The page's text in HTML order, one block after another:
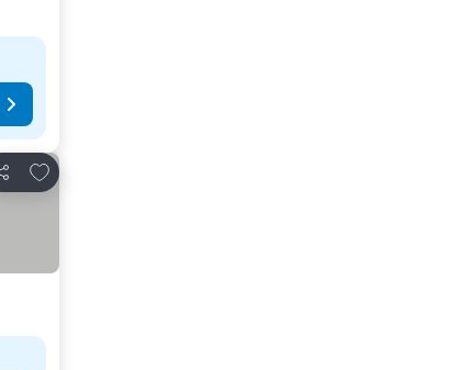
Deli
Dodati u favorite